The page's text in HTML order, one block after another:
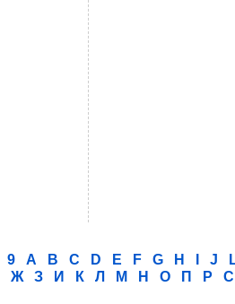
9 A B C D E F G H J
Ж З И К Л М Н О П Р С